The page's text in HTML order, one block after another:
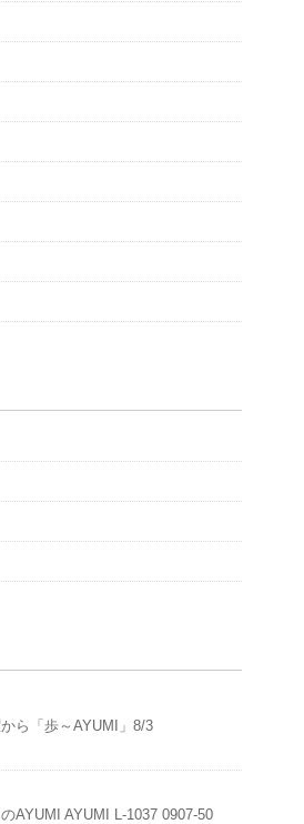
から「歩～AYUMI」8/3
AYUMI AYUMI L-1037 0907-50